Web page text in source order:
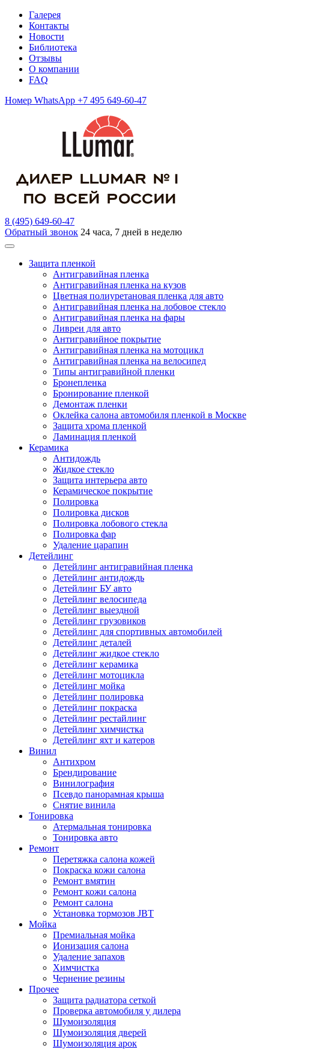
Галерея
Контакты
Новости
Библиотека
Отзывы
О компании
FAQ
Номер WhatsApp +7 495 649-60-47
8 (495) 649-60-47
Обратный звонок 24 часа, 7 дней в неделю
Защита пленкой
Антигравийная пленка
Антигравийная пленка на кузов
Цветная полиуретановая пленка для авто
Антигравийная пленка на лобовое стекло
Антигравийная пленка на фары
Ливреи для авто
Антигравийное покрытие
Антигравийная пленка на мотоцикл
Антигравийная пленка на велосипед
Типы антигравийной пленки
Бронепленка
Бронирование пленкой
Демонтаж пленки
Оклейка салона автомобиля пленкой в Москве
Защита хрома пленкой
Ламинация пленкой
Керамика
Антидождь
Жидкое стекло
Защита интерьера авто
Керамическое покрытие
Полировка
Полировка дисков
Полировка лобового стекла
Полировка фар
Удаление царапин
Детейлинг
Детейлинг антигравийная пленка
Детейлинг антидождь
Детейлинг БУ авто
Детейлинг велосипеда
Детейлинг выездной
Детейлинг грузовиков
Детейлинг для спортивных автомобилей
Детейлинг деталей
Детейлинг жидкое стекло
Детейлинг керамика
Детейлинг мотоцикла
Детейлинг мойка
Детейлинг полировка
Детейлинг покраска
Детейлинг рестайлинг
Детейлинг химчистка
Детейлинг яхт и катеров
Винил
Антихром
Брендирование
Винилография
Псевдо панорамная крыша
Снятие винила
Тонировка
Атермальная тонировка
Тонировка авто
Ремонт
Перетяжка салона кожей
Покраска кожи салона
Ремонт вмятин
Ремонт кожи салона
Ремонт салона
Установка тормозов JBT
Мойка
Премиальная мойка
Ионизация салона
Удаление запахов
Химчистка
Чернение резины
Прочее
Защита радиатора сеткой
Проверка автомобиля у дилера
Шумоизоляция
Шумоизоляция дверей
Шумоизоляция арок